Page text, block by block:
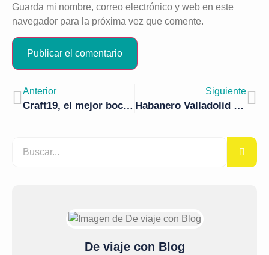
Guarda mi nombre, correo electrónico y web en este
navegador para la próxima vez que comente.
Anterior
Craft19, el mejor bocadillo de pastrami de Madrid
Siguiente
Habanero Valladolid y viva México
De viaje con Blog